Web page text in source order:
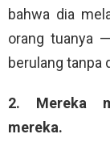
bahwa dia
orang tuanya
berulang tanpa
2. Mereka
mereka.